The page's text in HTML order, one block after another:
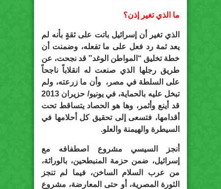
ما الذي تغير إذن؟
الذي تغير أن إسرائيل باتت على ثقةٍ بأنه لم
يعد ثمة رد فعل على ما تفعله، وضمنت أن
خطة تخليق “المواطن الوغد” قد نجحت، عن
طريق رجلها الذي صنعت له انقلاباً ناجحاً
على السلطة في مصر، وأن ما زرعته، ولم
تبخل عليه بالحماية، في يونيو/ حزيران 2013
قد أينع وأثمر، وها هو الحصاد يتساقط تحت
أقدامها، فتسعى إلى تحقيق كل أحلامها في
السيطرة والهيمنة والعلو.
أنجز السيسي مشروع اصطفافه مع
إسرائيل، ضمن حزمة المنبطحين، بالوراثة،
من عرب السلام الساخن، فيما لم تنجز
الثورة المصرية، أو حتى المعارضة، مشروع